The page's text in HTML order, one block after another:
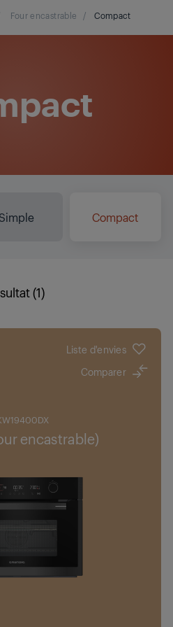
Four encastrable / Compact
Compact
(1)
Liste d'envies
Comparer
encastrable)